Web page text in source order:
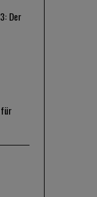
Der